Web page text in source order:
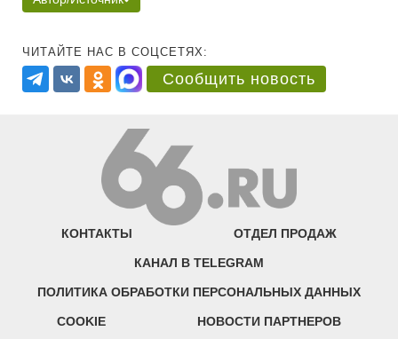
ЧИТАЙТЕ НАС В СОЦСЕТЯХ:
Сообщить новость
КОНТАКТЫ ОТДЕЛ ПРОДАЖ
КАНАЛ В TELEGRAM
ПОЛИТИКА ОБРАБОТКИ ПЕРСОНАЛЬНЫХ ДАННЫХ
COOKIE НОВОСТИ ПАРТНЕРОВ